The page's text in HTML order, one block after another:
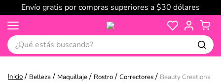
Envío gratis por compras superiores a $30 dólares
¿Qué estás buscando?
Belleza Maquillaje Rostro Correctores
Beauty Creations